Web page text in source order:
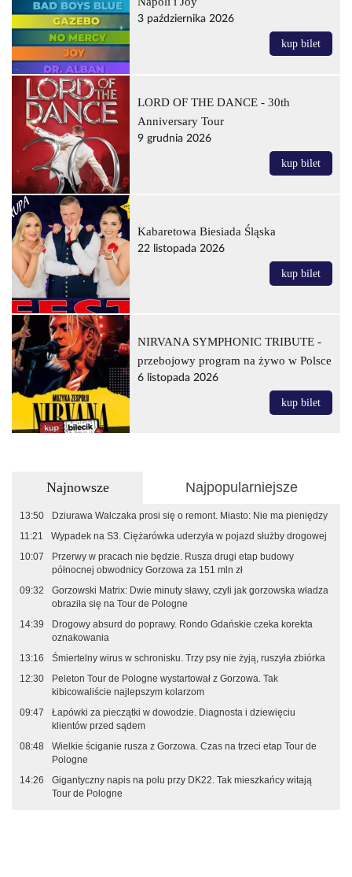
3 października 2026
kup bilet
LORD OF THE DANCE - 30th
Anniversary Tour
9 grudnia 2026
kup bilet
Kabaretowa Biesiada Śląska
22 listopada 2026
kup bilet
NIRVANA SYMPHONIC TRIBUTE -
przebojowy program na żywo w Polsce
6 listopada 2026
kup bilet
Najnowsze Najpopularniejsze
13:50
Dziurawa Walczaka prosi się o remont. Miasto: Nie ma pieniędzy
11:21
Wypadek na S3. Ciężarówka uderzyła w pojazd służby drogowej
10:07
Przerwy w pracach nie będzie. Rusza drugi etap budowy
północnej obwodnicy Gorzowa za 151 mln zł
09:32
Gorzowski Matrix: Dwie minuty sławy, czyli jak gorzowska władza
obraziła się na Tour de Pologne
14:39
Drogowy absurd do poprawy. Rondo Gdańskie czeka korekta
oznakowania
13:16
Śmiertelny wirus w schronisku. Trzy psy nie żyją, ruszyła zbiórka
12:30
Peleton Tour de Pologne wystartował z Gorzowa. Tak
kibicowaliście najlepszym kolarzom
09:47
Łapówki za pieczątki w dowodzie. Diagnosta i dziewięciu
klientów przed sądem
08:48
Wielkie ściganie rusza z Gorzowa. Czas na trzeci etap Tour de
Pologne
14:26
Gigantyczny napis na polu przy DK22. Tak mieszkańcy witają
Tour de Pologne